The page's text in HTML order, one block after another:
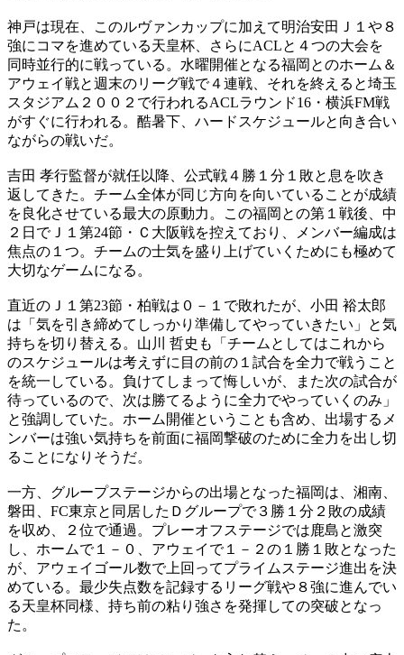
神戸は現在、このルヴァンカップに加えて明治安田Ｊ１や８
強にコマを進めている天皇杯、さらにACLと４つの大会を
同時並行的に戦っている。水曜開催となる福岡とのホーム＆
アウェイ戦と週末のリーグ戦で４連戦、それを終えると埼玉
スタジアム２００２で行われるACLラウンド16・横浜FM戦
がすぐに行われる。酷暑下、ハードスケジュールと向き合い
ながらの戦いだ。
吉田 孝行監督が就任以降、公式戦４勝１分１敗と息を吹き
返してきた。チーム全体が同じ方向を向いていることが成績
を良化させている最大の原動力。この福岡との第１戦後、中
２日でＪ１第24節・Ｃ大阪戦を控えており、メンバー編成は
焦点の１つ。チームの士気を盛り上げていくためにも極めて
大切なゲームになる。
直近のＪ１第23節・柏戦は０－１で敗れたが、小田 裕太郎
は「気を引き締めてしっかり準備してやっていきたい」と気
持ちを切り替える。山川 哲史も「チームとしてはこれから
のスケジュールは考えずに目の前の１試合を全力で戦うこと
を統一している。負けてしまって悔しいが、また次の試合が
待っているので、次は勝てるように全力でやっていくのみ」
と強調していた。ホーム開催ということも含め、出場するメ
ンバーは強い気持ちを前面に福岡撃破のために全力を出し切
ることになりそうだ。
一方、グループステージからの出場となった福岡は、湘南、
磐田、FC東京と同居したＤグループで３勝１分２敗の成績
を収め、２位で通過。プレーオフステージでは鹿島と激突
し、ホームで１－０、アウェイで１－２の１勝１敗となった
が、アウェイゴール数で上回ってプライムステージ進出を決
めている。最少失点数を記録するリーグ戦や８強に進んでい
る天皇杯同様、持ち前の粘り強さを発揮しての突破となっ
た。